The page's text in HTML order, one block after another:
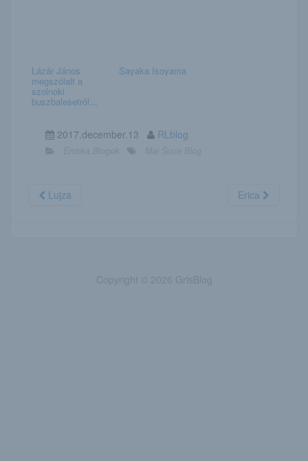
Lázár János
megszólalt a
szolnoki
buszbalesetről...
Sayaka Isoyama
2017.december.13 RLblog
Lujza Erica